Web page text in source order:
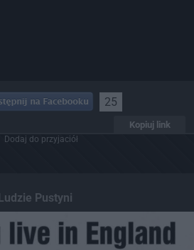
25
Kopiuj link
Dodaj do przyjaciół
Ludzie Pustyni